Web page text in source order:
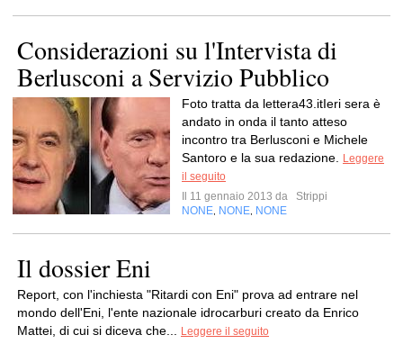
Considerazioni su l'Intervista di
Berlusconi a Servizio Pubblico
Foto tratta da lettera43.itIeri sera è
andato in onda il tanto atteso
incontro tra Berlusconi e Michele
Santoro e la sua redazione.
Leggere
il seguito
Il 11 gennaio 2013 da
Strippi
NONE NONE NONE
Il dossier Eni
Report, con l'inchiesta "Ritardi con Eni" prova ad entrare nel
mondo dell'Eni, l'ente nazionale idrocarburi creato da Enrico
Mattei, di cui si diceva che...
Leggere il seguito